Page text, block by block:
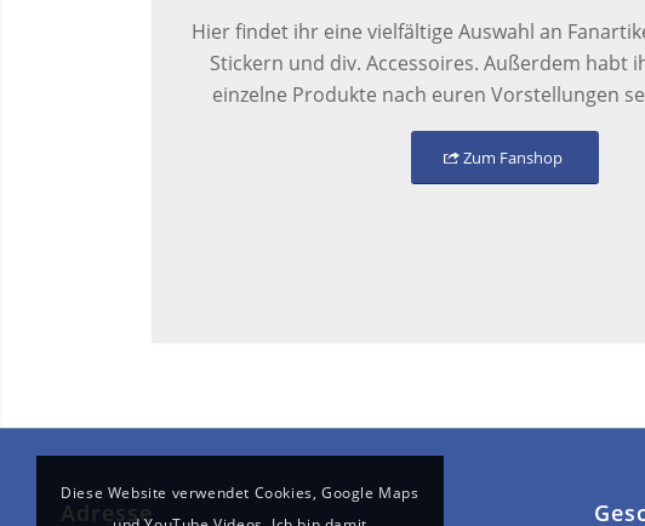
Hier findet ihr eine vielfältige Auswahl an
Stickern und div. Accessoires. Außerdem habt
einzelne Produkte nach euren Vorstellungen
Zum Fanshop
Adresse
Diese Website verwendet Cookies, Google Maps